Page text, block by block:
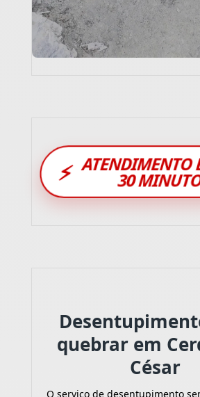
⚡ ATENDIMENTO
30
quebrar em
César
O serviço de desentupimento